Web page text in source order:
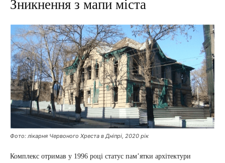
Зникнення з мапи міста
Фото: лікарня Червоного Хреста в Дніпрі, 2020 рік
Комплекс отримав у 1996 році статус пам’ятки архітектури